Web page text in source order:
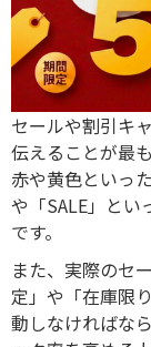
セールや割引キ
伝えることが最
赤や黄色といっ
や「SALE」と
です。
また、実際のセ
定」や「在庫限
動しなければな